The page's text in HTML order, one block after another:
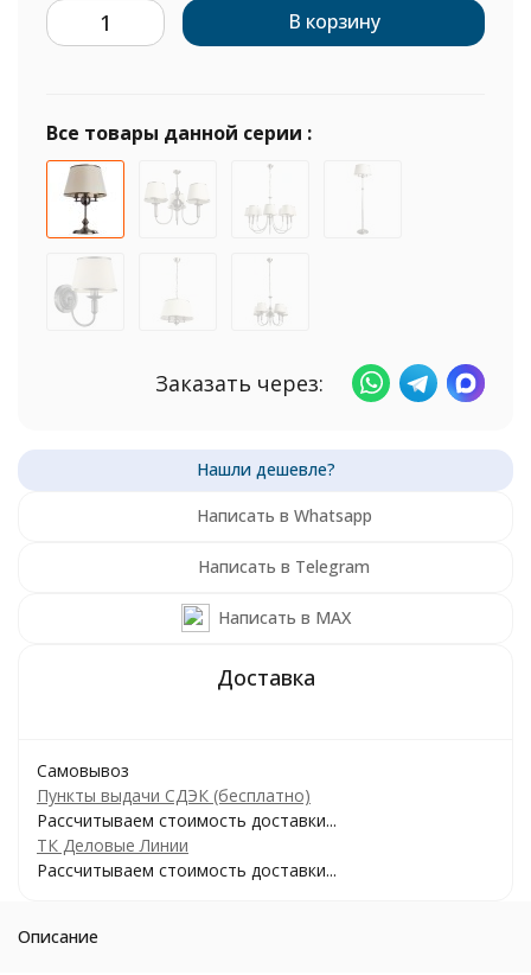
В корзину
Все товары данной серии :
Заказать через:
Написать в Whatsapp
Написать в Telegram
Написать в MAX
Самовывоз
Пункты выдачи СДЭК (бесплатно)
Рассчитываем стоимость доставки...
ТК Деловые Линии
Рассчитываем стоимость доставки...
Описание